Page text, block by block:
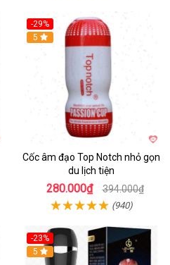
-29%
5
Cốc âm đạo Top Notch nhỏ gọn
du lịch tiện
280.000₫ 394.000₫
(940)
-23%
5